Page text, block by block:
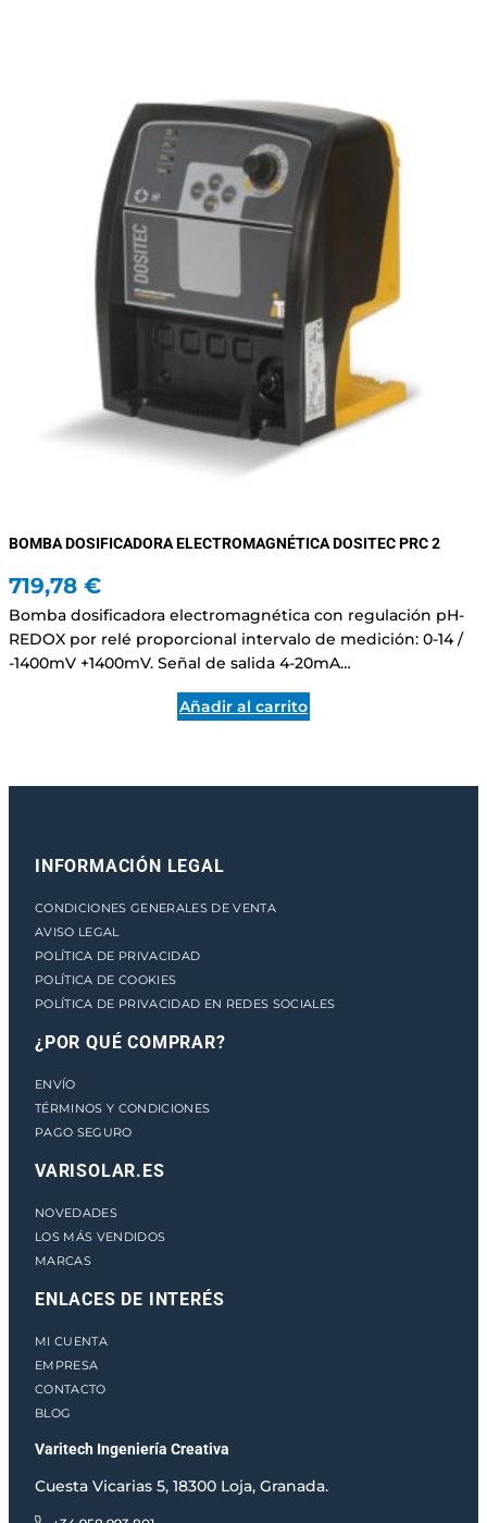
BOMBA DOSIFICADORA ELECTROMAGNÉTICA DOSITEC PRC 2
719,78 €
Bomba dosificadora electromagnética con regulación pH-
REDOX por relé proporcional intervalo de medición: 0-14 /
-1400mV +1400mV. Señal de salida 4-20mA…
Añadir al carrito
INFORMACIÓN LEGAL
CONDICIONES GENERALES DE VENTA
AVISO LEGAL
POLÍTICA DE PRIVACIDAD
POLÍTICA DE COOKIES
POLÍTICA DE PRIVACIDAD EN REDES SOCIALES
¿POR QUÉ COMPRAR?
ENVÍO
TÉRMINOS Y CONDICIONES
PAGO SEGURO
VARISOLAR.ES
NOVEDADES
LOS MÁS VENDIDOS
MARCAS
ENLACES DE INTERÉS
MI CUENTA
EMPRESA
CONTACTO
BLOG
Varitech Ingeniería Creativa
Cuesta Vicarias 5, 18300 Loja, Granada.